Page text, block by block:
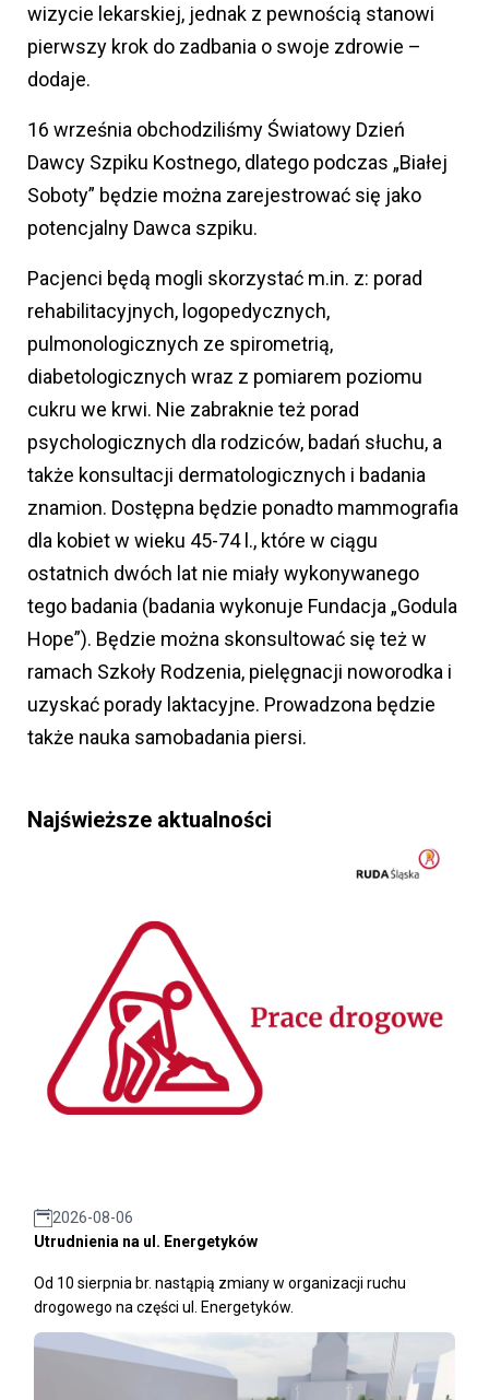
wizycie lekarskiej, jednak z pewnością stanowi
pierwszy krok do zadbania o swoje zdrowie –
dodaje.
16 września obchodziliśmy Światowy Dzień
Dawcy Szpiku Kostnego, dlatego podczas „Białej
Soboty” będzie można zarejestrować się jako
potencjalny Dawca szpiku.
Pacjenci będą mogli skorzystać m.in. z: porad
rehabilitacyjnych, logopedycznych,
pulmonologicznych ze spirometrią,
diabetologicznych wraz z pomiarem poziomu
cukru we krwi. Nie zabraknie też porad
psychologicznych dla rodziców, badań słuchu, a
także konsultacji dermatologicznych i badania
znamion. Dostępna będzie ponadto mammografia
dla kobiet w wieku 45-74 l., które w ciągu
ostatnich dwóch lat nie miały wykonywanego
tego badania (badania wykonuje Fundacja „Godula
Hope”). Będzie można skonsultować się też w
ramach Szkoły Rodzenia, pielęgnacji noworodka i
uzyskać porady laktacyjne. Prowadzona będzie
także nauka samobadania piersi.
Najświeższe aktualności
2026-08-06
Utrudnienia na ul. Energetyków
Od 10 sierpnia br. nastąpią zmiany w organizacji ruchu
drogowego na części ul. Energetyków.